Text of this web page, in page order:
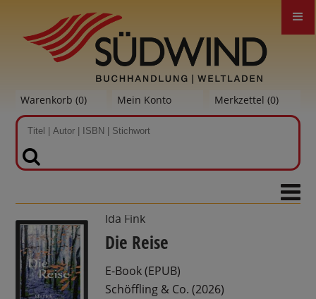
Warenkorb (0) Mein Konto Merkzettel (0)
Ida Fink
Die Reise
E-Book (EPUB)
Schöffling & Co. (2026)